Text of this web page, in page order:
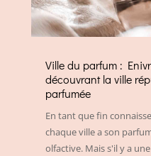
Ville du parfum :
découvrant la ville
parfumée
En tant que fin
chaque ville a son
olfactive. Mais s'il y a